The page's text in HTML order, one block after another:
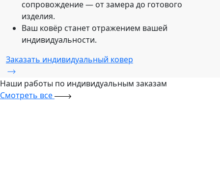
сопровождение — от замера до готового
изделия.
Ваш ковёр станет отражением вашей
индивидуальности.
Заказать индивидуальный ковер
Наши работы по индивидуальным заказам
Смотреть все